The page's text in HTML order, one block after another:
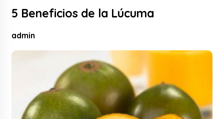
5 Beneficios de la Lúcuma
admin